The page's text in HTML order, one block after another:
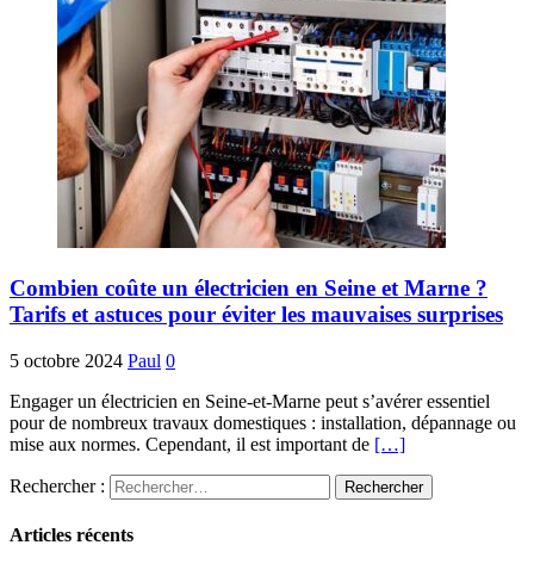
Combien coûte un électricien en Seine et Marne ?
Tarifs et astuces pour éviter les mauvaises surprises
5 octobre 2024 Paul 0
Engager un électricien en Seine-et-Marne peut s’avérer essentiel
pour de nombreux travaux domestiques : installation, dépannage ou
mise aux normes. Cependant, il est important de […]
Rechercher :
Articles récents